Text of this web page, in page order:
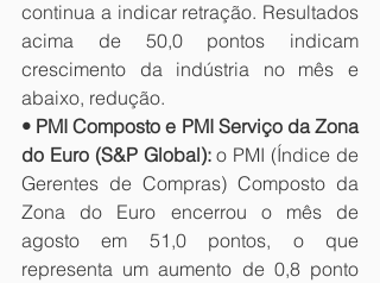
continua a indicar retração. Resultados
acima de 50,0 pontos indicam
crescimento da indústria no mês e
abaixo, redução.
• PMI Composto e PMI Serviço da Zona
do Euro (S&P Global): o PMI (Índice de
Gerentes de Compras) Composto da
Zona do Euro encerrou o mês de
agosto em 51,0 pontos, o que
representa um aumento de 0,8 ponto